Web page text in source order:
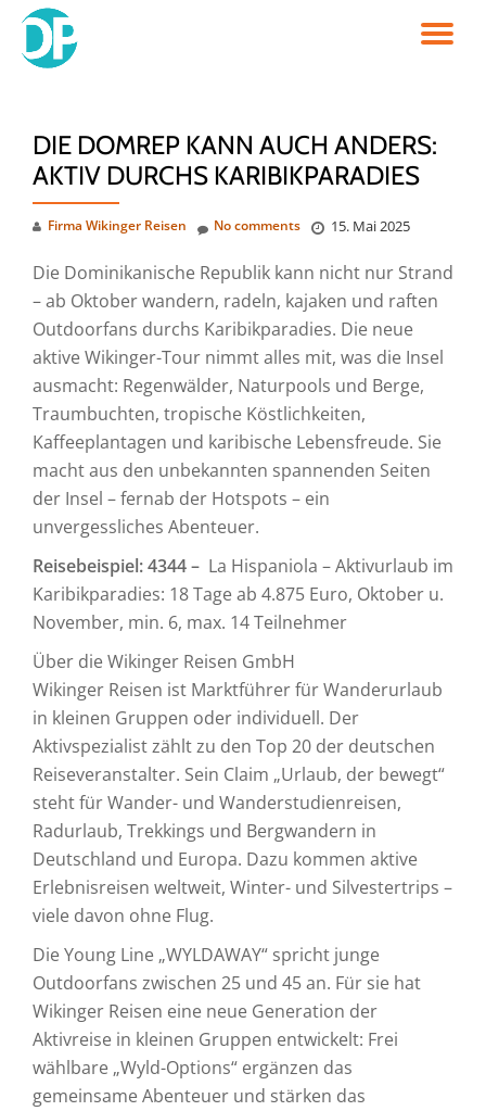
Skip
DIE DOMREP KANN AUCH ANDERS:
AKTIV DURCHS KARIBIKPARADIES
Firma Wikinger Reisen 15. Mai 2025
No comments
Die Dominikanische Republik kann nicht nur Strand
– ab Oktober wandern, radeln, kajaken und raften
Outdoorfans durchs Karibikparadies. Die neue
aktive Wikinger-Tour nimmt alles mit, was die Insel
ausmacht: Regenwälder, Naturpools und Berge,
Traumbuchten, tropische Köstlichkeiten,
Kaffeeplantagen und karibische Lebensfreude. Sie
macht aus den unbekannten spannenden Seiten
der Insel – fernab der Hotspots – ein
unvergessliches Abenteuer.
Reisebeispiel: 4344 – La Hispaniola – Aktivurlaub im
Karibikparadies: 18 Tage ab 4.875 Euro, Oktober u.
November, min. 6, max. 14 Teilnehmer
Über die Wikinger Reisen GmbH
Wikinger Reisen ist Marktführer für Wanderurlaub
in kleinen Gruppen oder individuell. Der
Aktivspezialist zählt zu den Top 20 der deutschen
Reiseveranstalter. Sein Claim „Urlaub, der bewegt“
steht für Wander- und Wanderstudienreisen,
Radurlaub, Trekkings und Bergwandern in
Deutschland und Europa. Dazu kommen aktive
Erlebnisreisen weltweit, Winter- und Silvestertrips –
viele davon ohne Flug.
Die Young Line „WYLDAWAY“ spricht junge
Outdoorfans zwischen 25 und 45 an. Für sie hat
Wikinger Reisen eine neue Generation der
Aktivreise in kleinen Gruppen entwickelt: Frei
wählbare „Wyld-Options“ ergänzen das
gemeinsame Abenteuer und stärken das